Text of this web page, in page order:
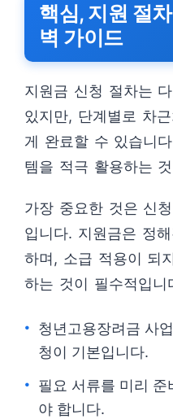
핵심, 지원 절
벽 가이드
지원금 신청 절차는
있지만, 단계별로 차
게 완료할 수 있습니
템을 적극 활용하는
가장 중요한 것은 신
입니다. 지원금은 정
하며, 소급 적용이 되
하는 것이 필수적입니
청년고용장려금 사
청이 기본입니다.
필요 서류를 미리 준
야 합니다.